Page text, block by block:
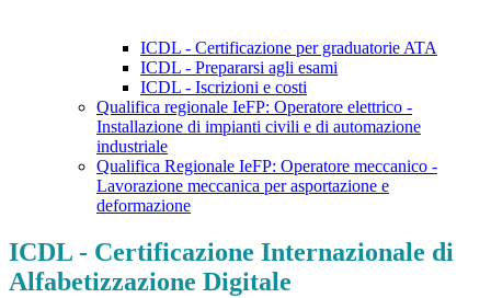
ICDL - Certificazione per graduatorie ATA
ICDL - Prepararsi agli esami
ICDL - Iscrizioni e costi
Qualifica regionale IeFP: Operatore elettrico -
Installazione di impianti civili e di automazione
industriale
Qualifica Regionale IeFP: Operatore meccanico -
Lavorazione meccanica per asportazione e
deformazione
ICDL - Certificazione Internazionale di
Alfabetizzazione Digitale